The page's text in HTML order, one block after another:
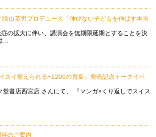
陰山英男プロデュース「伸びない子どもを伸ばす本当
の拡大に伴い、講演会を無期限延期とすることを決
スイ覚えられる+1200の言葉』発売記念トークイベ
書店西宮店 さんにて、 『マンガ×くり返しでスイス
のご案内